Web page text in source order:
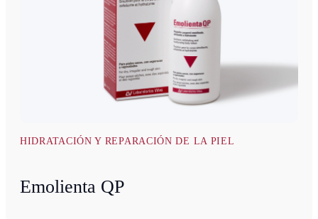
HIDRATACIÓN Y REPARACIÓN DE LA PIEL
Emolienta QP